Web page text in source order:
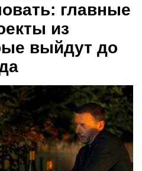
главные
из
выйдут до